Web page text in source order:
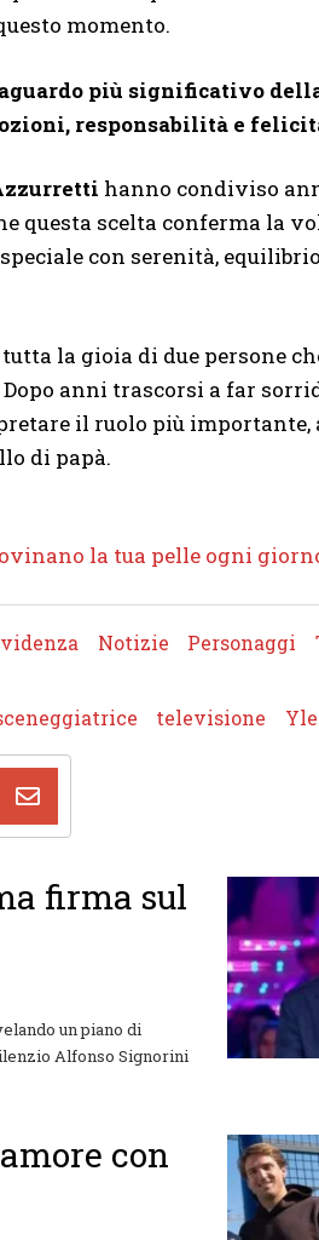
momento.
più significativo
responsabilità e
hanno condiviso
questa scelta conferma la
con serenità,
la gioia di due persone
anni trascorsi a far
il ruolo più importante,
di papà.
la tua pelle ogni
Notizie Personaggi
televisione
firma sul
un piano di
Alfonso Signorini
con